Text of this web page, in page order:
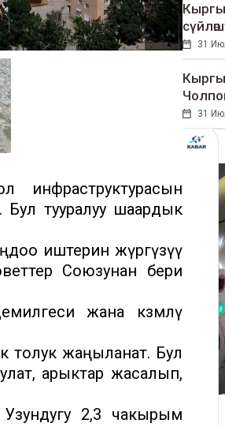
тууралуу шаардык
иштерин жүргүзүү
Союзунан бери
жана көзөмөлү
толук жаңыланат. Бул
арыктар жасалып,
Узундугу 2,3 чакырым
31
31